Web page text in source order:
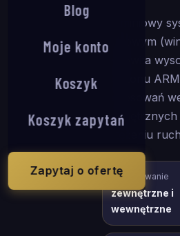
Blog
Moje konto
Koszyk
Koszyk zapytań
Zapytaj o ofertę
Aluminiowy
gumowym
całkowita
kasetonu
zastosowań
zewnętrznych
natężeniu
Zastosowanie
zewnętrzne i
wewnętrzne